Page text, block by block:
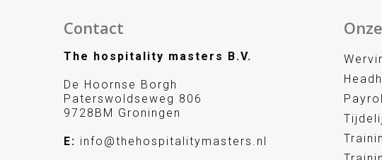
Contact
The hospitality masters B.V.
De Hoornse Borgh
Paterswoldseweg 806
9728BM Groningen
E: info@thehospitalitymasters.nl
Payroll